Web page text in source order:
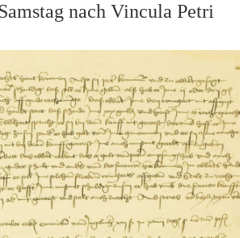
nach Vincula Petri